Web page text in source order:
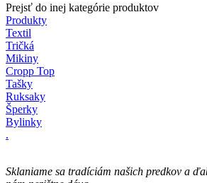
Prejsť do inej kategórie produktov
Produkty
Textil
Tričká
Mikiny
Cropp Top
Tašky
Ruksaky
Šperky
Bylinky
.
Sklaniame sa tradíciám našich predkov a